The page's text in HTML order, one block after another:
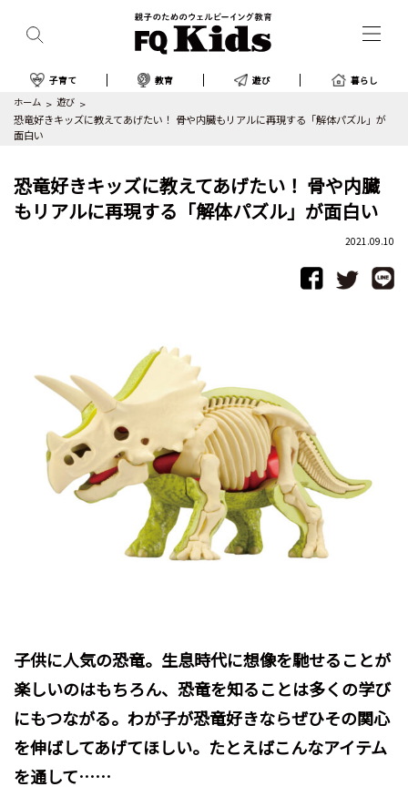
子育て 教育 遊び 暮らし
ホーム 遊び
恐竜好きキッズに教えてあげたい！ 骨や内臓もリアルに再現する「解体パズル」が
面白い
恐竜好きキッズに教えてあげたい！ 骨や内臓
もリアルに再現する「解体パズル」が面白い
2021.09.10
子供に人気の恐竜。生息時代に想像を馳せることが
楽しいのはもちろん、恐竜を知ることは多くの学び
にもつながる。わが子が恐竜好きならぜひその関心
を伸ばしてあげてほしい。たとえばこんなアイテム
を通して……